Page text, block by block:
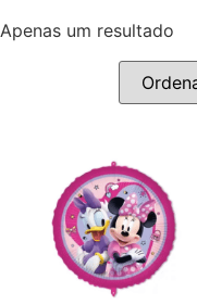
Apenas um resultado